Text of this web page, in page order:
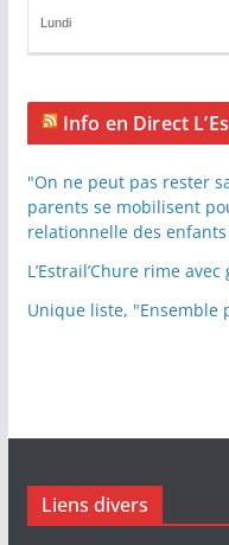
Info en Direct
"On ne peut pas rester
parents se mobilisent
relationnelle des
L’Estrail’Chure rime
Unique liste, "Ensemble
Liens divers